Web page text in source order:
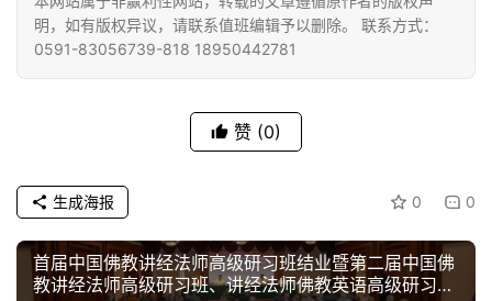
佛
教
院
巡
视
登录 注册
明，如有版权异议，请联系值班编辑予以删除。 联系方式：
0591-83056739-818 18950442781
赞 (0)
0 0
生成海报
首届中国佛教讲经法师高级研习班结业暨第二届中国佛
教讲经法师高级研习班、讲经法师佛教英语高级研习班